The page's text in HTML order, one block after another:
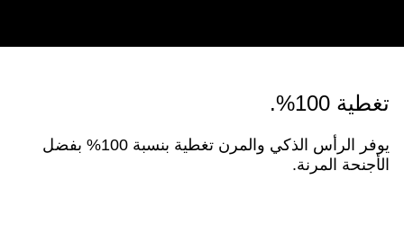
تغطية 100%.
يوفر الرأس الذكي والمرن تغطية بنسبة 100% بفضل
الأجنحة المرنة.